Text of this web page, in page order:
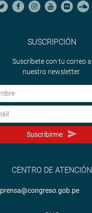
SUSCRIPCIÓN
Suscríbete con tu correo a
nuestro newsletter.
Suscribirme
CENTRO DE ATENCIÓN
prensa@congreso.gob.pe